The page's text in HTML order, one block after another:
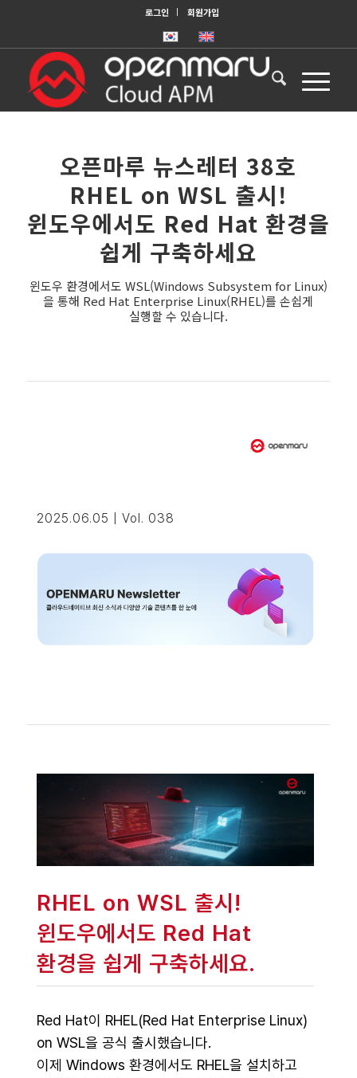
로그인 회원가입
오픈마루 뉴스레터 38호
RHEL on WSL 출시!
윈도우에서도 Red Hat 환경을
쉽게 구축하세요
윈도우 환경에서도 WSL(Windows Subsystem for Linux)
을 통해 Red Hat Enterprise Linux(RHEL)를 손쉽게
실행할 수 있습니다.
2025.06.05 | Vol. 038
RHEL on WSL 출시!
윈도우에서도 Red Hat
환경을 쉽게 구축하세요.
Red Hat이 RHEL(Red Hat Enterprise Linux)
on WSL을 공식 출시했습니다.
이제 Windows 환경에서도 RHEL을 설치하고